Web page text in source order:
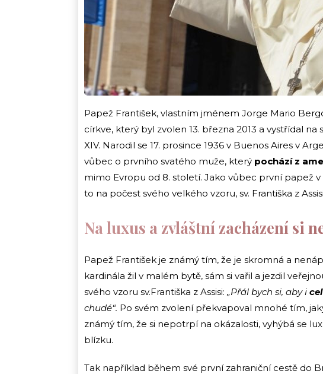
Papež František, vlastním jménem Jorge Mario
církve, který byl zvolen 13. března 2013 a vystřídal
XIV. Narodil se 17. prosince 1936 v Buenos Aires v
vůbec o prvního svatého muže, který pochází z
mimo Evropu od 8. století. Jako vůbec první papež
to na počest svého velkého vzoru, sv. Františka z
Na luxus a zvláštní zacházení si
Papež František je známý tím, že je skromná a
kardinála žil v malém bytě, sám si vařil a jezdil
svého vzoru sv.Františka z Assisi: „Přál bych si, aby i
chudé“. Po svém zvolení překvapoval mnohé tím,
známý tím, že si nepotrpí na okázalosti, vyhýbá se
blízku.
Tak například během své první zahraniční cestě do